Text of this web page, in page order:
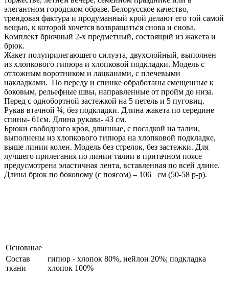
элегантном городском образе. Белорусское качество,
трендовая фактура и продуманный крой делают его той самой
вещью, к которой хочется возвращаться снова и снова.
Комплект брючный 2-х предметный, состоящий из жакета и
брюк.
Жакет полуприлегающего силуэта, двухслойный, выполнен
из хлопкового гипюра и хлопковой подкладки. Модель с
отложным воротником и лацканами, с плечевыми
накладками. По переду и спинке обработаны смещенные к
боковым, рельефные швы, направленные от пройм до низа.
Перед с однобортной застежкой на 5 петель и 5 пуговиц.
Рукав втачной ¾, без подкладки. Длина жакета по середине
спины- 61см. Длина рукава- 43 см.
Брюки свободного кроя, длинные, с посадкой на талии,
выполнены из хлопкового гипюра на хлопковой подкладке,
выше линии колен. Модель без стрелок, без застежки. Для
лучшего прилегания по линии талии в притачном поясе
предусмотрена эластичная лента, вставленная по всей длине.
Длина брюк по боковому (с поясом) – 106 см (50-58 р-р).
Основные
Состав
ткани
гипюр - хлопок 80%, нейлон 20%; подкладка
хлопок 100%